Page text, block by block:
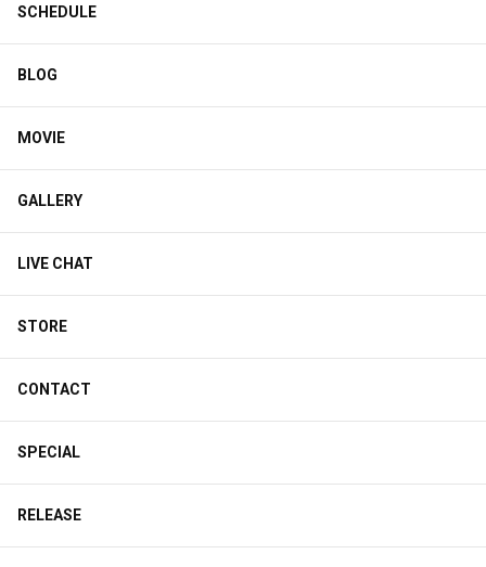
SCHEDULE
BLOG
MOVIE
GALLERY
LIVE CHAT
STORE
CONTACT
SPECIAL
RELEASE